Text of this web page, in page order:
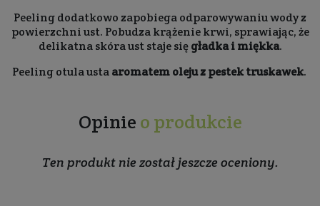
Peeling dodatkowo zapobiega odparowywaniu wody z
powierzchni ust. Pobudza krążenie krwi, sprawiając, że
delikatna skóra ust staje sięgładka i miękka.
Peeling otula ustaaromatem oleju z pestek truskawek.
Opinie o produkcie
Ten produkt nie został jeszcze oceniony.